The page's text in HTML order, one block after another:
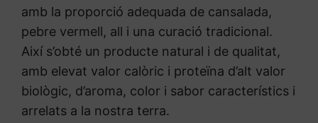
amb la proporció adequada de cansalada,
pebre vermell, all i una curació tradicional.
Així s’obté un producte natural i de qualitat,
amb elevat valor calòric i proteïna d’alt valor
biològic, d’aroma, color i sabor característics i
arrelats a la nostra terra.